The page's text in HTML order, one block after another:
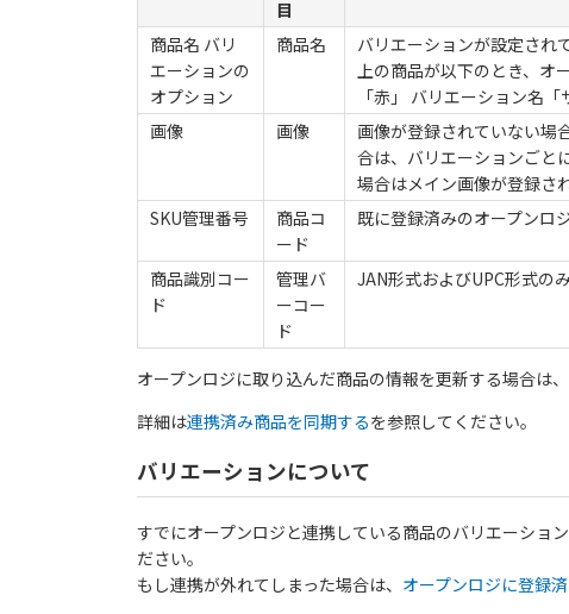
目
商品名 バリ
エーションの
オプション
商品名
バリエーションが設定され
上の商品が以下のとき、オ
「赤」 バリエーション名
画像
画像
画像が登録されていない場
合は、バリエーションごと
場合はメイン画像が登録され
SKU管理番号
商品コ
ード
既に登録済みのオープンロ
商品識別コー
ド
管理バ
ーコー
ド
JAN形式およびUPC形式の
オープンロジに取り込んだ商品の情報を更新する場合は
詳細は連携済み商品を同期するを参照してください。
バリエーションについて
すでにオープンロジと連携している商品のバリエーショ
ださい。
もし連携が外れてしまった場合は、 オープンロジに登録